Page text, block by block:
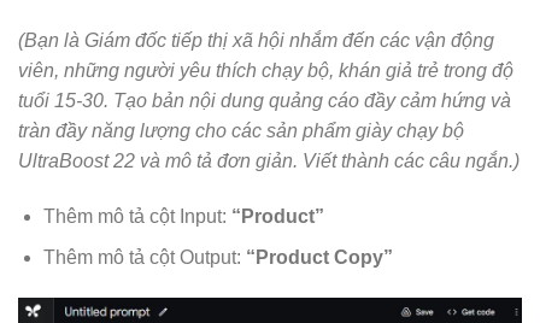
(Bạn là Giám đốc tiếp thị xã hội nhắm đến các vận động
viên, những người yêu thích chạy bộ, khán giả trẻ trong độ
tuổi 15-30. Tạo bản nội dung quảng cáo đầy cảm hứng và
tràn đầy năng lượng cho các sản phẩm giày chạy bộ
UltraBoost 22 và mô tả đơn giản. Viết thành các câu ngắn.)
Thêm mô tả cột Input: “Product”
Thêm mô tả cột Output: “Product Copy”